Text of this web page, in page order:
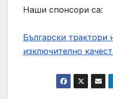
Наши спонсори са:
Български
изключително